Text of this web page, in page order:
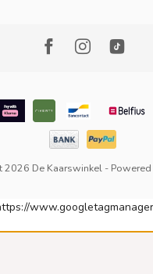
2026 De Kaarswinkel -